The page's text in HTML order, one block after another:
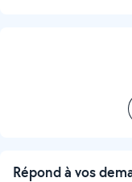
Répond à vos